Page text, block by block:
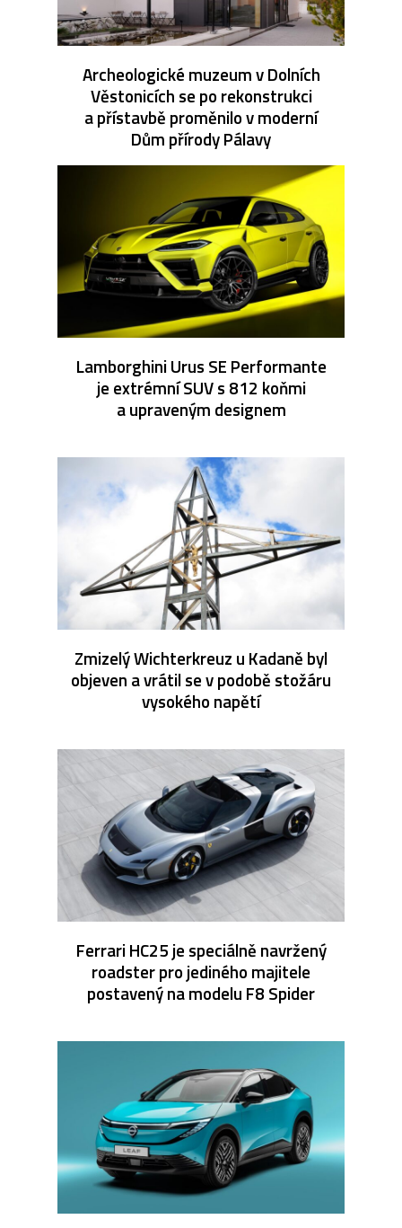
Archeologické muzeum v Dolních
Věstonicích se po rekonstrukci
a přístavbě proměnilo v moderní
Dům přírody Pálavy
Lamborghini Urus SE Performante
je extrémní SUV s 812 koňmi
a upraveným designem
Zmizelý Wichterkreuz u Kadaně byl
objeven a vrátil se v podobě stožáru
vysokého napětí
Ferrari HC25 je speciálně navržený
roadster pro jediného majitele
postavený na modelu F8 Spider